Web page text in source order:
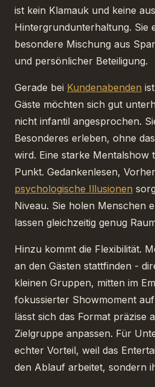
ist kein Klamauk und keine
Hintergrundunterhaltung. Sie
besondere Mischung aus
und persönlicher Beteiligung.
Gerade bei Kundenabenden
Gäste möchten sich gut
nicht infantil angesprochen.
Besonderes erleben, ohne
wird. Eine starke Mentalshow
Punkt. Gedankenlesen,
psychologische Illusionen
Niveau. Sie holen Menschen
lassen gleichzeitig genug
Hinzu kommt die Flexibilität.
an den Gästen stattfinden -
kleinen Gruppen, mitten im
fokussierter Showmoment
lässt sich das Format präzise
Zielgruppe anpassen. Für
echter Vorteil, weil das
den Ablauf arbeitet, sondern